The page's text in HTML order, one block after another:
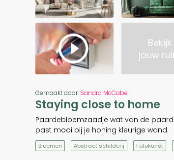
Bekijk
jouw
Gemaakt door: Sandra McCabe
Staying close to home
Paardebloemzaadje wat van de
past mooi bij je honing kleurige wand.
Bloemen Abstract schilderij Fotokunst